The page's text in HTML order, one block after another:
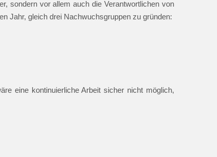
sondern vor allem auch die Verantwortlichen von
Jahr, gleich drei Nachwuchsgruppen zu gründen:
eine kontinuierliche Arbeit sicher nicht möglich,